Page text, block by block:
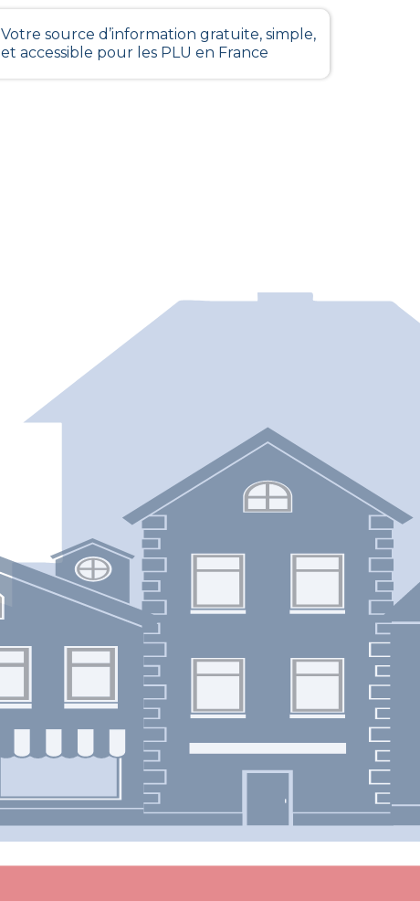
Votre source d’information gratuite, simple,
et accessible pour les PLU en France